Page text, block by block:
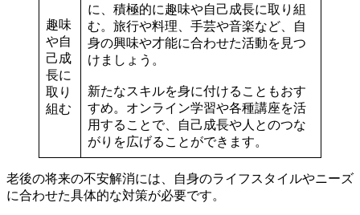
趣味
や自
己成
長に
取り
組む
に、積極的に趣味や自己成長に取り組
む。旅行や料理、手芸や音楽など、自
身の興味や才能に合わせた活動を見つ
けましょう。
新たなスキルを身に付けることもおす
すめ。オンライン学習や各種講座を活
用することで、自己成長や人とのつな
がりを広げることができます。
老後の将来の不安解消には、自身のライフスタイルやニーズ
に合わせた具体的な対策が必要です。